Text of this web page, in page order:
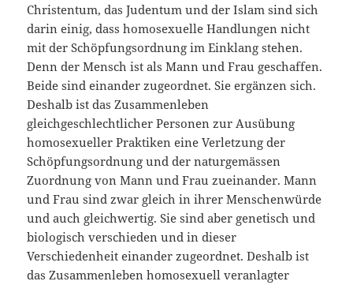
Christentum, das Judentum und der Islam sind sich
darin einig, dass homosexuelle Handlungen nicht
mit der Schöpfungsordnung im Einklang stehen.
Denn der Mensch ist als Mann und Frau geschaffen.
Beide sind einander zugeordnet. Sie ergänzen sich.
Deshalb ist das Zusammenleben
gleichgeschlechtlicher Personen zur Ausübung
homosexueller Praktiken eine Verletzung der
Schöpfungsordnung und der naturgemässen
Zuordnung von Mann und Frau zueinander. Mann
und Frau sind zwar gleich in ihrer Menschenwürde
und auch gleichwertig. Sie sind aber genetisch und
biologisch verschieden und in dieser
Verschiedenheit einander zugeordnet. Deshalb ist
das Zusammenleben homosexuell veranlagter